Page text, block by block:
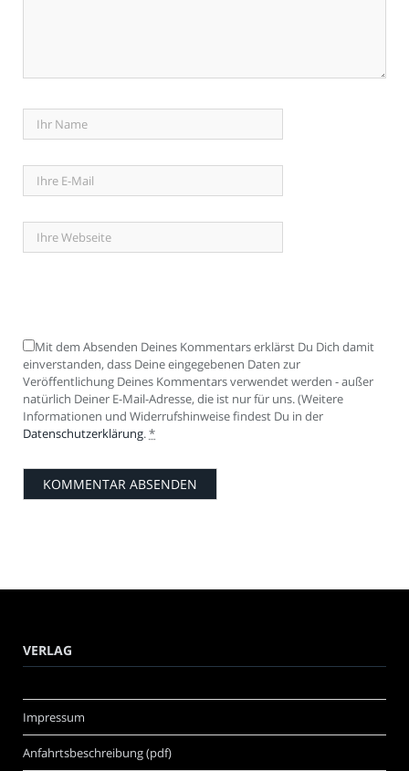
Mit dem Absenden Deines Kommentars erklärst Du Dich damit
einverstanden, dass Deine eingegebenen Daten zur
Veröffentlichung Deines Kommentars verwendet werden - außer
natürlich Deiner E-Mail-Adresse, die ist nur für uns. (Weitere
Informationen und Widerrufshinweise findest Du in der
Datenschutzerklärung.*
VERLAG
Impressum
Anfahrtsbeschreibung (pdf)